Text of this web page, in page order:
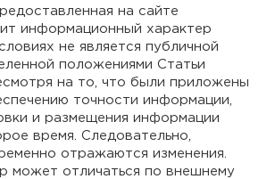
на сайте
информационный характер
не является публичной
положениями Статьи
на то, что были приложены
точности информации,
и размещения информации
время. Следовательно,
отражаются изменения.
может отличаться по внешнему